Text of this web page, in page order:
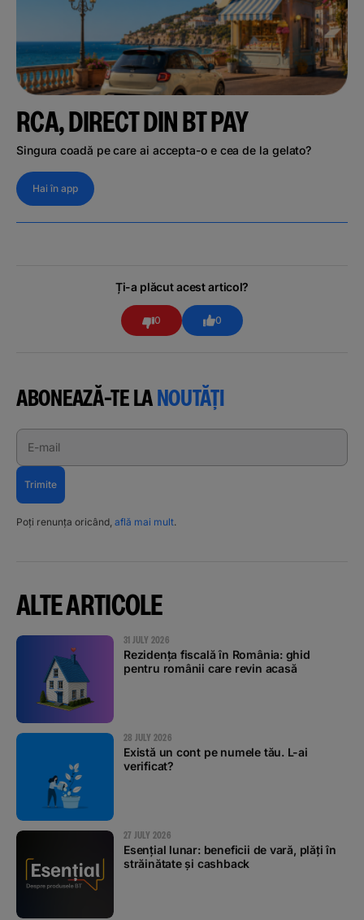
RCA, DIRECT DIN BT PAY
Singura coadă pe care ai accepta-o e cea de la gelato?
Hai în app
Ți-a plăcut acest articol?
0 0
ABONEAZĂ-TE LANOUTĂȚI
E-mail
Trimite
Poți renunța oricând, află mai mult.
ALTE ARTICOLE
31 JULY 2026
Rezidența fiscală în România: ghid
pentru românii care revin acasă
28 JULY 2026
Există un cont pe numele tău. L-ai
verificat?
27 JULY 2026
Esențial lunar: beneficii de vară, plăți în
străinătate și cashback